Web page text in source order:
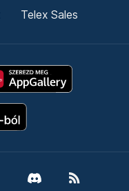
Telex Sales